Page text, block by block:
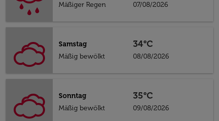
Mäßiger Regen
07/08/2026
Samstag
Mäßig bewölkt
34°C
08/08/2026
Sonntag
Mäßig bewölkt
35°C
09/08/2026